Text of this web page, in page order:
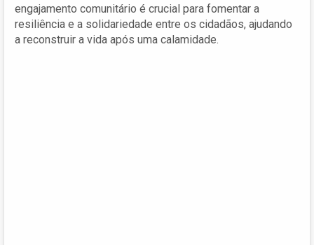
engajamento comunitário é crucial para fomentar a
resiliência e a solidariedade entre os cidadãos, ajudando
a reconstruir a vida após uma calamidade.